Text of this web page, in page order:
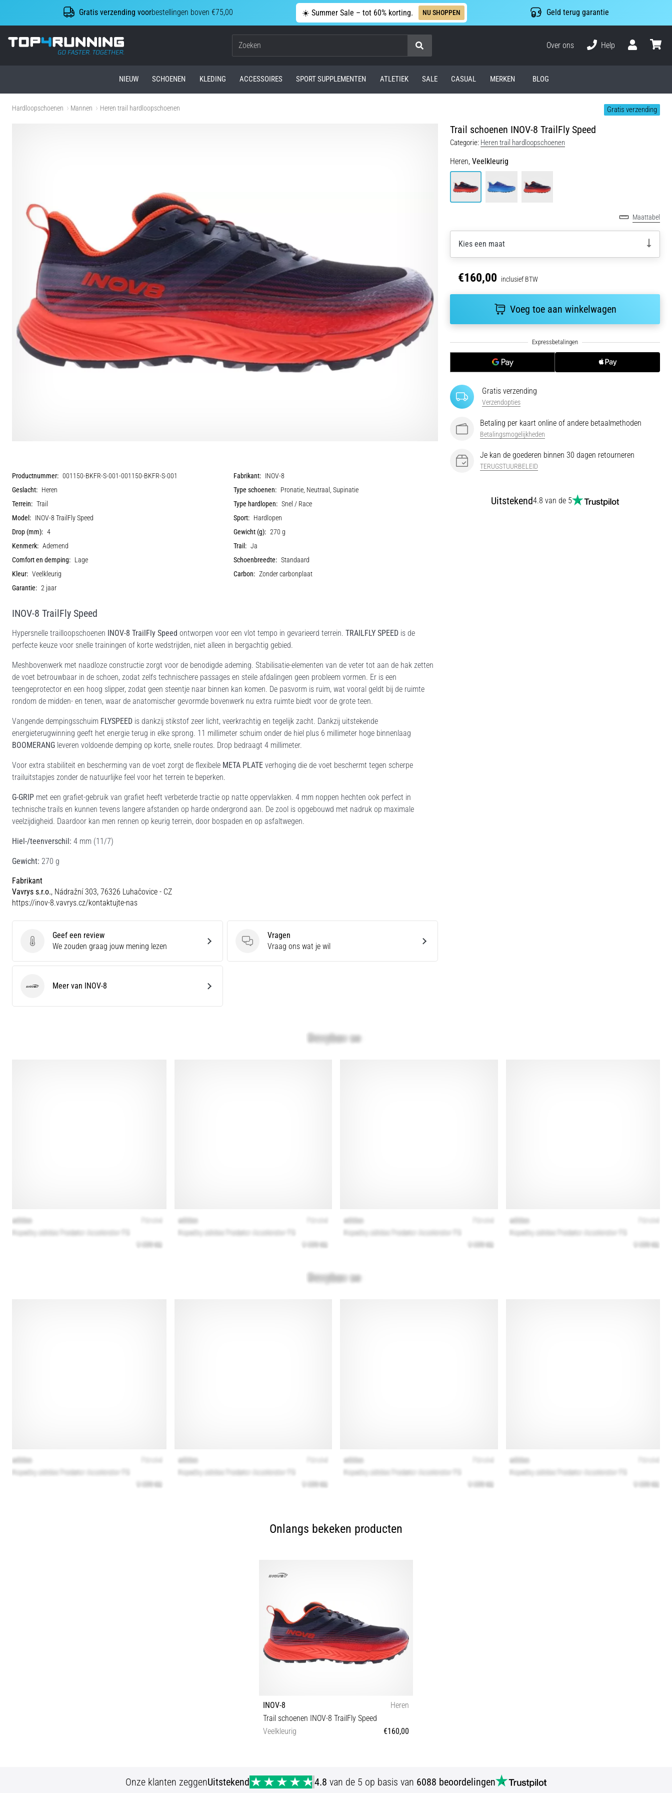
Gratis verzending voorbestellingen boven €75,00 ☀️ Summer Sale – tot 60% korting. NU SHOPPEN Geld terug garantie
Top4Running.nl
Zoeken
Over ons
Help
NIEUW SCHOENEN KLEDING ACCESSOIRES SPORT SUPPLEMENTEN ATLETIEK SALE CASUAL MERKEN BLOG
Hardloopschoenen Mannen Heren trail hardloopschoenen Gratis verzending
Trail schoenen INOV-8 TrailFly Speed
Categorie: Heren trail hardloopschoenen
Heren, Veelkleurig
Maattabel
Kies een maat
€160,00 inclusief BTW
Voeg toe aan winkelwagen
Gratis verzending
Verzendopties
Betaling per kaart online of andere betaalmethoden
Betalingsmogelijkheden
Je kan de goederen binnen 30 dagen retourneren
TERUGSTUURBELEID
Uitstekend4.8 van de 5
Productnummer: 001150-BKFR-S-001-001150-BKFR-S-001 Fabrikant: INOV-8
Geslacht: Heren Type schoenen: Pronatie, Neutraal, Supinatie
Terrein: Trail Type hardlopen: Snel / Race
Model: INOV-8 TrailFly Speed Sport: Hardlopen
Drop (mm): 4 Gewicht (g): 270 g
Kenmerk: Ademend Trail: Ja
Comfort en demping: Lage Schoenbreedte: Standaard
Kleur: Veelkleurig Carbon: Zonder carbonplaat
Garantie: 2 jaar
INOV-8 TrailFly Speed
Hypersnelle trailloopschoenen INOV-8 TrailFly Speed ontworpen voor een vlot tempo in gevarieerd terrein. TRAILFLY SPEED is de
perfecte keuze voor snelle trainingen of korte wedstrijden, niet alleen in bergachtig gebied.
Meshbovenwerk met naadloze constructie zorgt voor de benodigde ademing. Stabilisatie-elementen van de veter tot aan de hak zetten
de voet betrouwbaar in de schoen, zodat zelfs technischere passages en steile afdalingen geen probleem vormen. Er is een
teengeprotector en een hoog slipper, zodat geen steentje naar binnen kan komen. De pasvorm is ruim, wat vooral geldt bij de ruimte
rondom de midden- en tenen, waar de anatomischer gevormde bovenwerk nu extra ruimte biedt voor de grote teen.
Vangende dempingsschuim FLYSPEED is dankzij stikstof zeer licht, veerkrachtig en tegelijk zacht. Dankzij uitstekende
energieterugwinning geeft het energie terug in elke sprong. 11 millimeter schuim onder de hiel plus 6 millimeter hoge binnenlaag
BOOMERANG leveren voldoende demping op korte, snelle routes. Drop bedraagt 4 millimeter.
Voor extra stabiliteit en bescherming van de voet zorgt de flexibele META PLATE verhoging die de voet beschermt tegen scherpe
trailuitstapjes zonder de natuurlijke feel voor het terrein te beperken.
G-GRIP met een grafiet-gebruik van grafiet heeft verbeterde tractie op natte oppervlakken. 4 mm noppen hechten ook perfect in
technische trails en kunnen tevens langere afstanden op harde ondergrond aan. De zool is opgebouwd met nadruk op maximale
veelzijdigheid. Daardoor kan men rennen op keurig terrein, door bospaden en op asfaltwegen.
Hiel-/teenverschil: 4 mm (11/7)
Gewicht: 270 g
Fabrikant
Vavrys s.r.o., Nádražní 303, 76326 Luhačovice - CZ
https://inov-8.vavrys.cz/kontaktujte-nas
Geef een review
Geef een review
We zouden graag jouw mening lezen
Vragen
Vragen
Vraag ons wat je wil
INOV-8Meer van INOV-8
Onlangs bekeken producten
INOV-8
Heren
Trail schoenen INOV-8 TrailFly Speed
Veelkleurig
€160,00
Onze klanten zeggenUitstekend 4.8 van de 5 op basis van 6088 beoordelingen